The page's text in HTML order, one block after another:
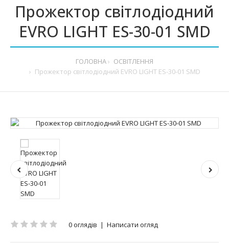
Прожектор світлодіодний
EVRO LIGHT ES-30-01 SMD
ГОЛОВНА
ОСВІТЛЕННЯ
Прожектор світлодіодний EVRO LIGHT ES-30-01 SMD
0 оглядів | Написати огляд